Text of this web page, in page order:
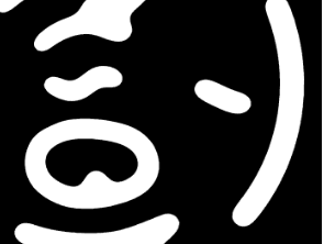
#マイナーグッド図鑑
ん。 #MONTHLY JOURNAL
#フイナムのYouTube
#FOCUS IT
#FASHION #MUSIC
#SNEAKER #OUTDOOR
#HANDSOME HANDBOOK